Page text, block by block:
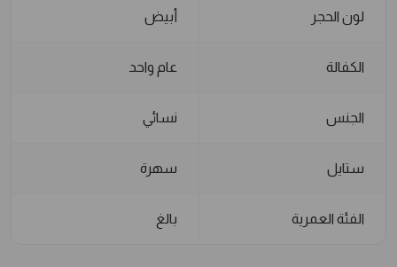
لون الحجر أبيض
الكفالة عام واحد
الجنس نسائي
ستايل سهرة
الفئة العمرية بالغ